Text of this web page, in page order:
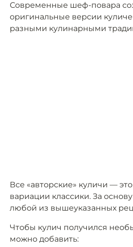
Современные шеф-повара
оригинальные версии
разными кулинарными
Все «авторские» куличи —
вариации классики. За
любой из вышеуказанных
Чтобы кулич получился
можно добавить: